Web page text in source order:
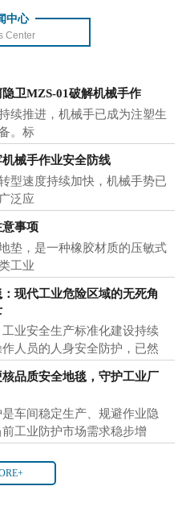
中心
Center
卫MZS-01破解机械手作
推进，机械手已成为注塑生
。标
械手作业安全防线
速度持续加快，机械手势已
泛应
事项
，是一种橡胶材质的压敏式
工业
现代工业危险区域的无死角
安全生产标准化建设持续
人员的人身安全防护，已然
品质安全地毯，守护工业厂
车间稳定生产、规避作业隐
工业防护市场需求稳步增